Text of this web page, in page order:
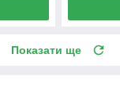
Показати ще